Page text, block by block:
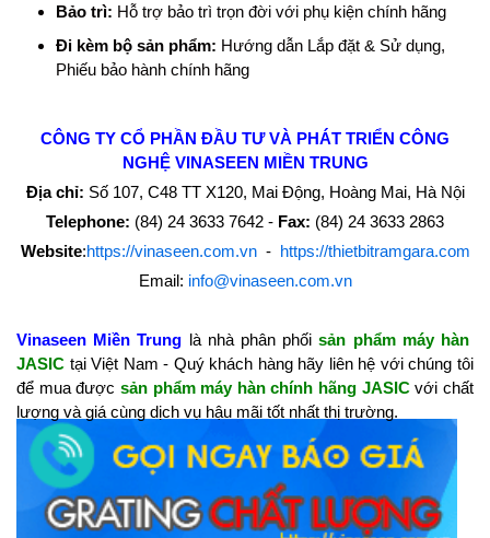
Bảo trì: Hỗ trợ bảo trì trọn đời với phụ kiện chính hãng
Đi kèm bộ sản phẩm: Hướng dẫn Lắp đặt & Sử dụng,
Phiếu bảo hành chính hãng
CÔNG TY CỔ PHẦN ĐẦU TƯ VÀ PHÁT TRIỂN CÔNG
NGHỆ VINASEEN MIỀN TRUNG
Địa chỉ: Số 107, C48 TT X120, Mai Động, Hoàng Mai, Hà Nội
Telephone: (84) 24 3633 7642 - Fax: (84) 24 3633 2863
Website:https://vinaseen.com.vn- https://thietbitramgara.com
Email: info@vinaseen.com.vn
Vinaseen Miền Trung là nhà phân phốisản phẩm máy hàn
JASIC tại Việt Nam - Quý khách hàng hãy liên hệ với chúng tôi
để mua được sản phẩm máy hàn chính hãng JASICvới chất
lượng và giá cùng dịch vụ hậu mãi tốt nhất thị trường.